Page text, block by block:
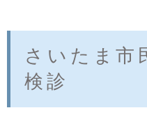
さいたま市
検診